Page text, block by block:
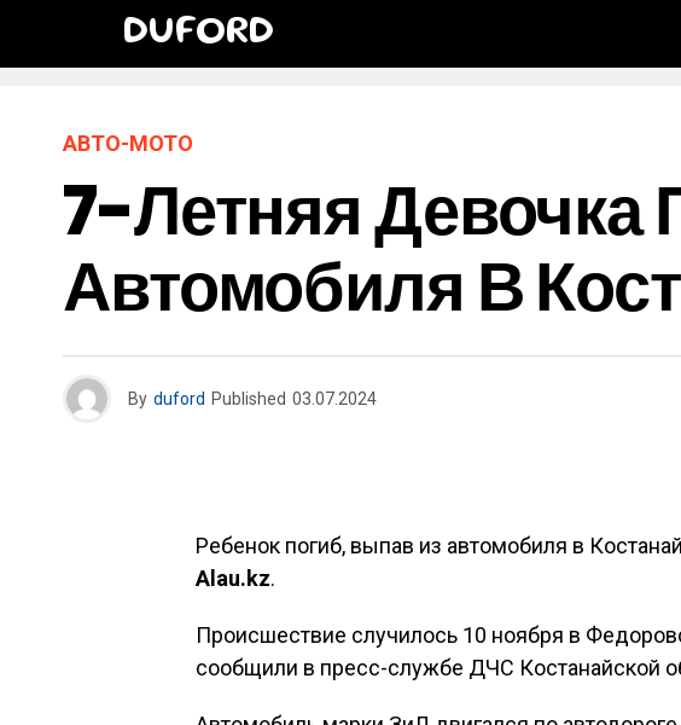
DUFORD
АВТО-МОТО
7-Летняя Девочка
Автомобиля В
By duford Published 03.07.2024
Ребенок погиб, выпав из автомобиля в
Alau.kz.
Происшествие случилось 10 ноября в
сообщили в пресс-службе ДЧС Костанайской